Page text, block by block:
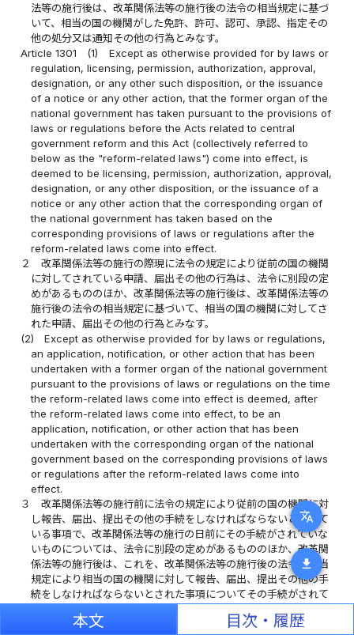
translate
download
法等の施行後は、改革関係法等の施行後の法令の相当規定に基づ
いて、相当の国の機関がした免許、許可、認可、承認、指定その
他の処分又は通知その他の行為とみなす。
Article 1301
(1)
Except as otherwise provided for by laws or
regulation, licensing, permission, authorization, approval,
designation, or any other such disposition, or the issuance
of a notice or any other action, that the former organ of the
national government has taken pursuant to the provisions of
laws or regulations before the Acts related to central
government reform and this Act (collectively referred to
below as the "reform-related laws") come into effect, is
deemed to be licensing, permission, authorization, approval,
designation, or any other disposition, or the issuance of a
notice or any other action that the corresponding organ of
the national government has taken based on the
corresponding provisions of laws or regulations after the
reform-related laws come into effect.
２
改革関係法等の施行の際現に法令の規定により従前の国の機関
に対してされている申請、届出その他の行為は、法令に別段の定
めがあるもののほか、改革関係法等の施行後は、改革関係法等の
施行後の法令の相当規定に基づいて、相当の国の機関に対してさ
れた申請、届出その他の行為とみなす。
(2)
Except as otherwise provided for by laws or regulations,
an application, notification, or other action that has been
undertaken with a former organ of the national government
pursuant to the provisions of laws or regulations on the time
the reform-related laws come into effect is deemed, after
the reform-related laws come into effect, to be an
application, notification, or other action that has been
undertaken with the corresponding organ of the national
government based on the corresponding provisions of laws
or regulations after the reform-related laws come into
effect.
３
改革関係法等の施行前に法令の規定により従前の国の機関に対
し報告、届出、提出その他の手続をしなければならないとされて
いる事項で、改革関係法等の施行の日前にその手続がされていな
いものについては、法令に別段の定めがあるもののほか、改革関
係法等の施行後は、これを、改革関係法等の施行後の法令の相当
規定により相当の国の機関に対して報告、届出、提出その他の手
続をしなければならないとされた事項についてその手続がされて
いないものとみなして、改革関係法等の施行後の法令の規定を適
本文 目次・履歴